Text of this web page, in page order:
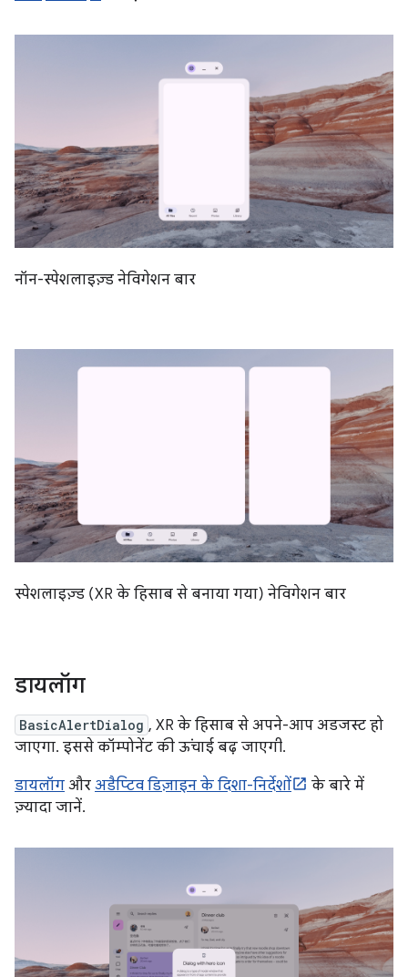
नॉन-स्पेशलाइज़्ड नेविगेशन बार
स्पेशलाइज़्ड (XR के हिसाब से बनाया गया) नेविगेशन बार
डायलॉग
BasicAlertDialog , XR के हिसाब से अपने-आप अडजस्ट हो
जाएगा. इससे कॉम्पोनेंट की ऊंचाई बढ़ जाएगी.
डायलॉग और अडैप्टिव डिज़ाइन के दिशा-निर्देशों
के बारे में
ज़्यादा जानें.